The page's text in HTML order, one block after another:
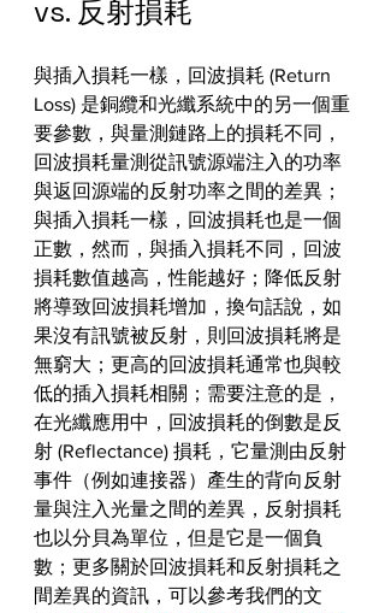
vs. 反射損耗
與插入損耗一樣，回波損耗 (Return
Loss) 是銅纜和光纖系統中的另一個重
要參數，與量測鏈路上的損耗不同，
回波損耗量測從訊號源端注入的功率
與返回源端的反射功率之間的差異；
與插入損耗一樣，回波損耗也是一個
正數，然而，與插入損耗不同，回波
損耗數值越高，性能越好；降低反射
將導致回波損耗增加，換句話說，如
果沒有訊號被反射，則回波損耗將是
無窮大；更高的回波損耗通常也與較
低的插入損耗相關；需要注意的是，
在光纖應用中，回波損耗的倒數是反
射 (Reflectance) 損耗，它量測由反射
事件（例如連接器）產生的背向反射
量與注入光量之間的差異，反射損耗
也以分貝為單位，但是它是一個負
數；更多關於回波損耗和反射損耗之
間差異的資訊，可以參考我們的文